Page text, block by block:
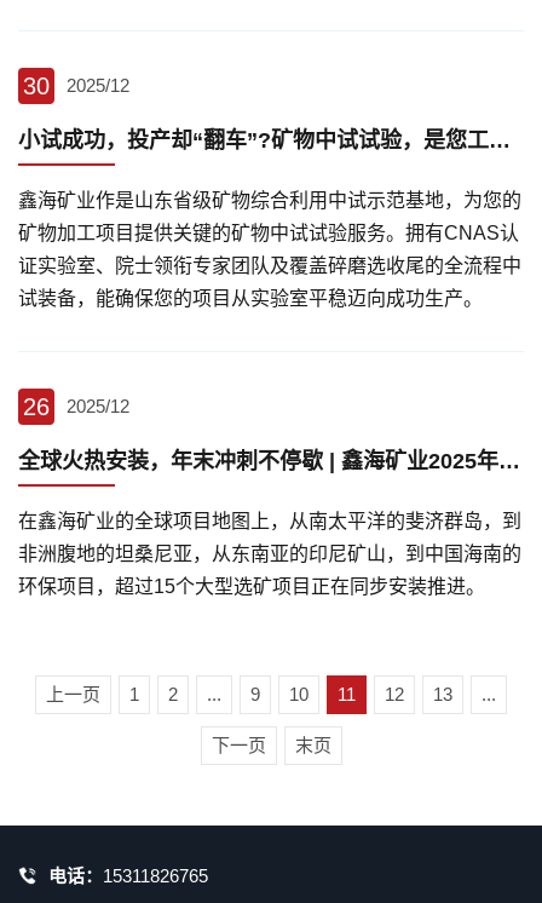
30 2025/12
小试成功，投产却“翻车”?矿物中试试验，是您工业化前不该省去的环节!
鑫海矿业作是山东省级矿物综合利用中试示范基地，为您的
矿物加工项目提供关键的矿物中试试验服务。拥有CNAS认
证实验室、院士领衔专家团队及覆盖碎磨选收尾的全流程中
试装备，能确保您的项目从实验室平稳迈向成功生产。
26 2025/12
全球火热安装，年末冲刺不停歇 | 鑫海矿业2025年末项目安装全景
在鑫海矿业的全球项目地图上，从南太平洋的斐济群岛，到
非洲腹地的坦桑尼亚，从东南亚的印尼矿山，到中国海南的
环保项目，超过15个大型选矿项目正在同步安装推进。
上一页 1 2 ... 9 10 11 12 13 ...
下一页 末页
电话： 15311826765